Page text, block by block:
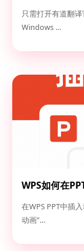
只需打开有道翻译
Windows …
WPS如何在
在WPS PPT中插
动画”…